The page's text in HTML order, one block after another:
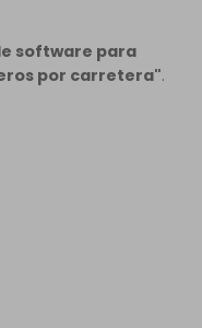
software para
por carretera".